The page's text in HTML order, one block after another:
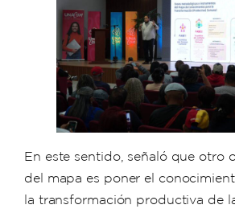
En este sentido, señaló que otro
del mapa es poner el
la transformación productiva de